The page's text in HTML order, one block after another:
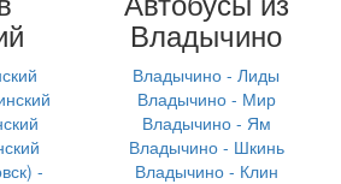
-
Владычино
Владычино - Лиды
Владычино - Мир
Владычино - Ям
Владычино - Шкинь
Владычино - Клин